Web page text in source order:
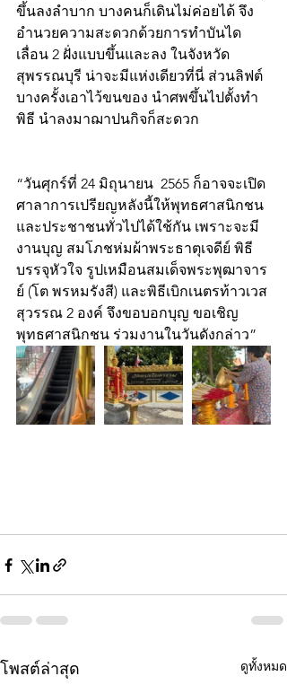
ขึ้นลงลำบาก บางคนก็เดินไม่ค่อยได้ จึง
อำนวยความสะดวกด้วยการทำบันได
เลื่อน 2 ฝั่งแบบขึ้นและลง ในจังหวัด
สุพรรณบุรี น่าจะมีแห่งเดียวที่นี่ ส่วนลิฟต์
บางครั้งเอาไว้ขนของ นำศพขึ้นไปตั้งทำ
พิธี นำลงมาฌาปนกิจก็สะดวก
“วันศุกร์ที่ 24 มิถุนายน  2565 ก็อาจจะเปิด
ศาลาการเปรียญหลังนี้ให้พุทธศาสนิกชน
และประชาชนทั่วไปได้ใช้กัน เพราะจะมี
งานบุญ สมโภชห่มผ้าพระธาตุเจดีย์ พิธี
บรรจุหัวใจ รูปเหมือนสมเด็จพระพุฒาจาร
ย์ (โต พรหมรังสี) และพิธีเบิกเนตรท้าวเวส
สุวรรณ 2 องค์ จึงขอบอกบุญ ขอเชิญ
พุทธศาสนิกชน ร่วมงานในวันดังกล่าว”
โพสต์ล่าสุด ดูทั้งหมด